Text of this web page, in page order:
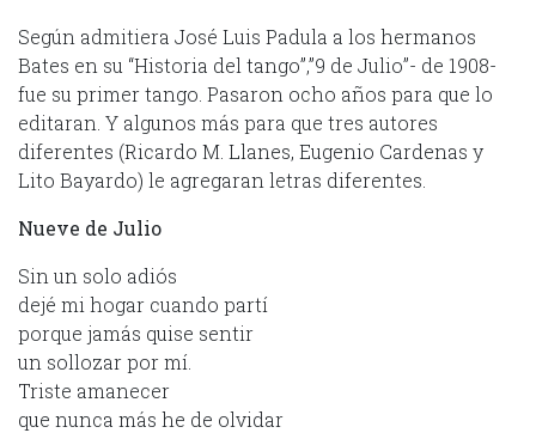
Según admitiera José Luis Padula a los hermanos
Bates en su “Historia del tango”,”9 de Julio”- de 1908-
fue su primer tango. Pasaron ocho años para que lo
editaran. Y algunos más para que tres autores
diferentes (Ricardo M. Llanes, Eugenio Cardenas y
Lito Bayardo) le agregaran letras diferentes.
Nueve de Julio
Sin un solo adiós
dejé mi hogar cuando partí
porque jamás quise sentir
un sollozar por mí.
Triste amanecer
que nunca más he de olvidar